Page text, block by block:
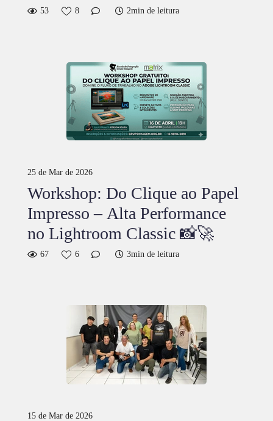
53 8 2min de leitura
25 de Mar de 2026
Workshop: Do Clique ao Papel
Impresso – Alta Performance
no Lightroom Classic 📸🚀
67 6 3min de leitura
15 de Mar de 2026